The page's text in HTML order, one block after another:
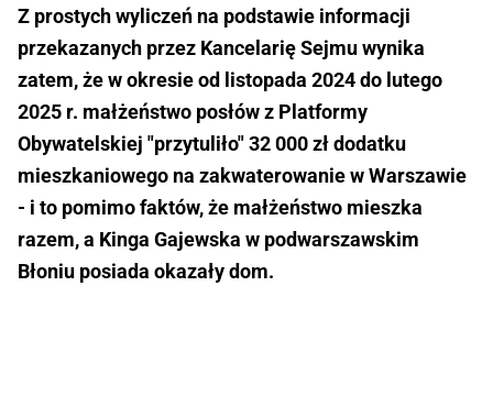
Z prostych wyliczeń na podstawie informacji
przekazanych przez Kancelarię Sejmu wynika
zatem, że w okresie od listopada 2024 do lutego
2025 r. małżeństwo posłów z Platformy
Obywatelskiej "przytuliło" 32 000 zł dodatku
mieszkaniowego na zakwaterowanie w Warszawie
- i to pomimo faktów, że małżeństwo mieszka
razem, a Kinga Gajewska w podwarszawskim
Błoniu posiada okazały dom.